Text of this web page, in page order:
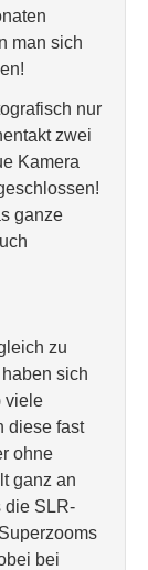
man sich
nur
zwei
Kamera
ganze
zu
sich
viele
diese fast
ohne
ganz an
die SLR-
bei